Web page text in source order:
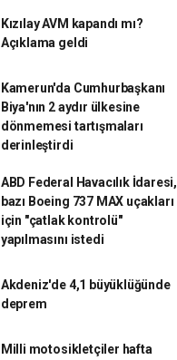
Kızılay AVM kapandı mı?
Açıklama geldi
Kamerun'da Cumhurbaşkanı
Biya'nın 2 aydır ülkesine
dönmemesi tartışmaları
derinleştirdi
ABD Federal Havacılık İdaresi,
bazı Boeing 737 MAX uçakları
için "çatlak kontrolü"
yapılmasını istedi
Akdeniz'de 4,1 büyüklüğünde
deprem
Milli motosikletçiler hafta